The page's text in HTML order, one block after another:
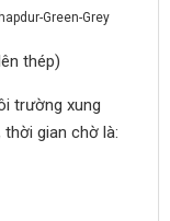
Green-Grey
thép)
trường xung
gian chờ là: